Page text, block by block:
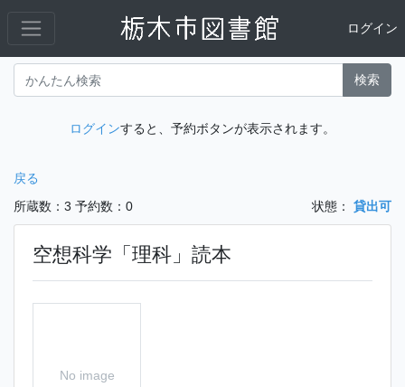
ログイン
検索
ログインすると、予約ボタンが表示されます。
戻る
所蔵数：3 予約数：0 状態： 貸出可
空想科学「理科」読本
No image